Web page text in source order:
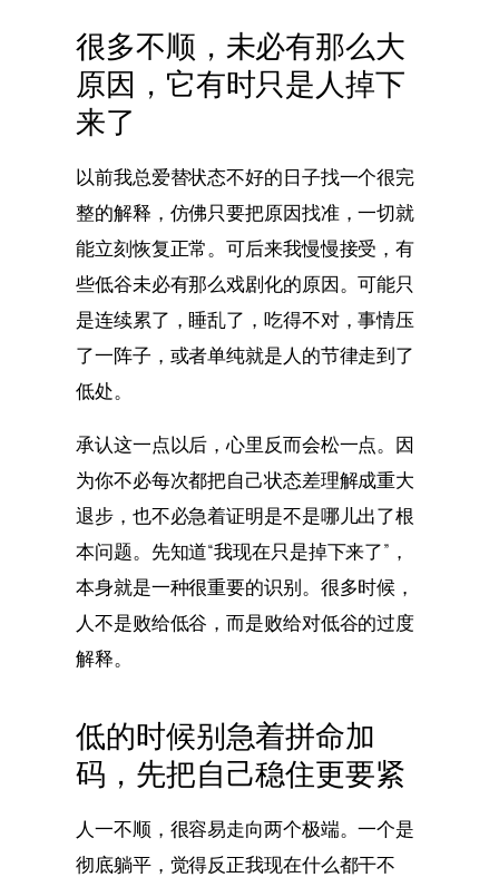
很多不顺，未必有那么大
原因，它有时只是人掉下
来了
以前我总爱替状态不好的日子找一个很完
整的解释，仿佛只要把原因找准，一切就
能立刻恢复正常。可后来我慢慢接受，有
些低谷未必有那么戏剧化的原因。可能只
是连续累了，睡乱了，吃得不对，事情压
了一阵子，或者单纯就是人的节律走到了
低处。
承认这一点以后，心里反而会松一点。因
为你不必每次都把自己状态差理解成重大
退步，也不必急着证明是不是哪儿出了根
本问题。先知道“我现在只是掉下来了”，
本身就是一种很重要的识别。很多时候，
人不是败给低谷，而是败给对低谷的过度
解释。
低的时候别急着拼命加
码，先把自己稳住更要紧
人一不顺，很容易走向两个极端。一个是
彻底躺平，觉得反正我现在什么都干不